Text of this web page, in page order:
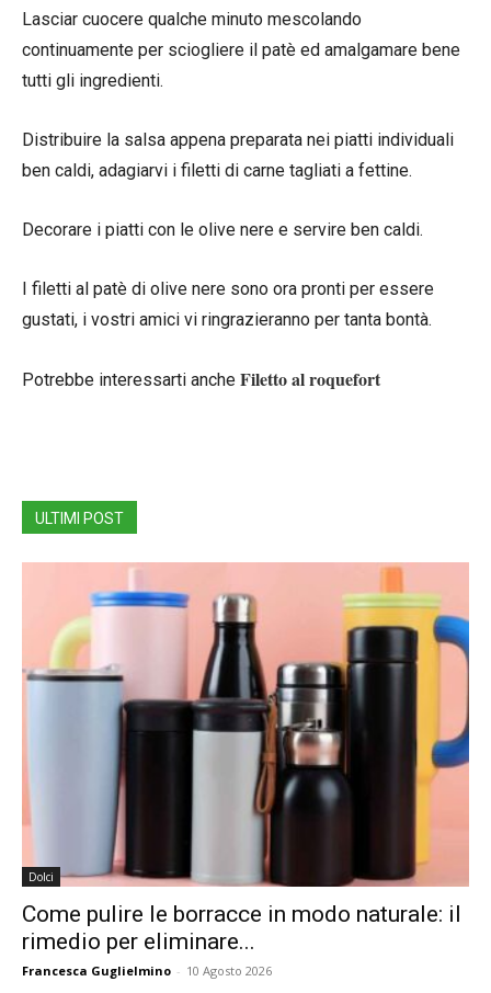
Lasciar cuocere qualche minuto mescolando
continuamente per sciogliere il patè ed amalgamare bene
tutti gli ingredienti.
Distribuire la salsa appena preparata nei piatti individuali
ben caldi, adagiarvi i filetti di carne tagliati a fettine.
Decorare i piatti con le olive nere e servire ben caldi.
I filetti al patè di olive nere sono ora pronti per essere
gustati, i vostri amici vi ringrazieranno per tanta bontà.
Potrebbe interessarti anche Filetto al roquefort
ULTIMI POST
Dolci
Come pulire le borracce in modo naturale: il
rimedio per eliminare...
Francesca Guglielmino - 10 Agosto 2026